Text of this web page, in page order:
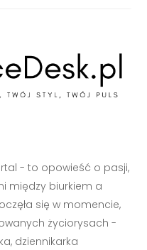
- to opowieść o pasji,
między biurkiem a
się w momencie,
życiorysach -
dziennikarka